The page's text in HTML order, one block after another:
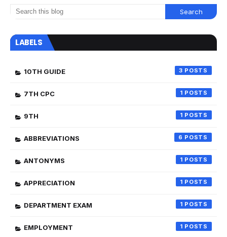
LABELS
10TH GUIDE 3
7TH CPC 1
9TH 1
ABBREVIATIONS 6
ANTONYMS 1
APPRECIATION 1
DEPARTMENT EXAM 1
EMPLOYMENT 1